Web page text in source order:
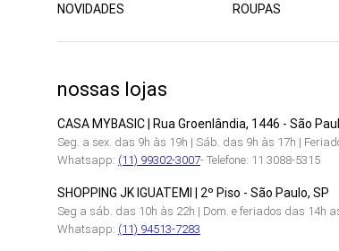
camisa
NOVIDADES ROUPAS
nossas lojas
CASA MYBASIC | Rua Groenlândia, 1446 - São
Seg. a sex. das 9h às 19h | Sáb. das 9h às 17h |
Whatsapp: (11) 99302-3007- Telefone: 11 3088-5315
SHOPPING JK IGUATEMI | 2º Piso - São Paulo, SP
Seg a sáb. das 10h às 22h | Dom. e feriados das 14h
Whatsapp: (11) 94513-7283